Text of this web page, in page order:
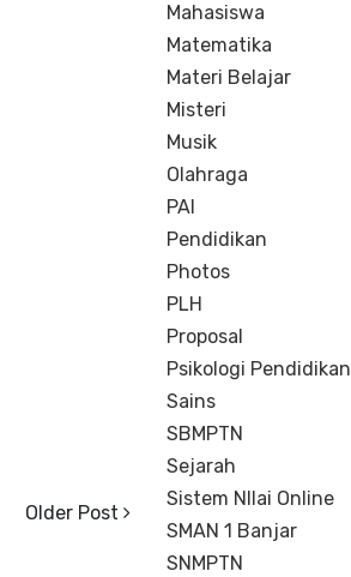
Older Post
Mahasiswa
Matematika
Materi Belajar
Misteri
Musik
Olahraga
PAI
Pendidikan
Photos
PLH
Proposal
Psikologi Pendidikan
Sains
SBMPTN
Sejarah
Sistem NIlai Online
SMAN 1 Banjar
SNMPTN